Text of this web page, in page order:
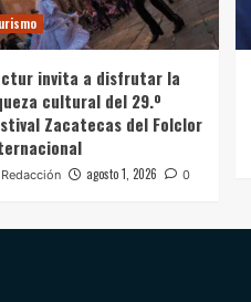
invita a disfrutar la
cultural del 29.º
Zacatecas del Folclor
Redacción agosto 1, 2026 0